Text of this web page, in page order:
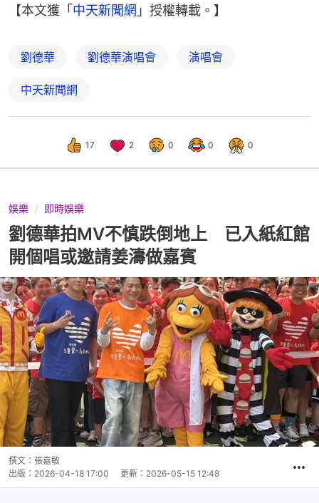
【本文獲「中天新聞網 」授權轉載。】
劉德華 劉德華演唱會 演唱會
中天新聞網
17 2 0 0 0
娛樂 即時娛樂
劉德華拍MV不慎跌倒地上 已入紙紅館
開個唱或邀請姜濤做嘉賓
撰文： 張嘉敏
出版： 2026-04-18 17:00 更新： 2026-05-15 12:48